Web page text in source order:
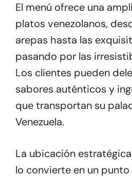
El menú ofrece una
platos venezolanos,
arepas hasta las
pasando por las
Los clientes pueden
sabores auténticos y
que transportan su
Venezuela.
La ubicación
lo convierte en un